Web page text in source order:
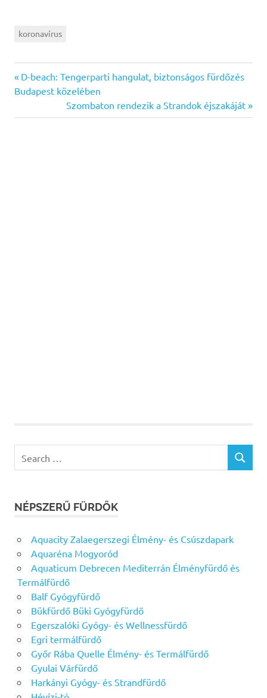
koronavírus
Bejegyzés
navigáció
Previous
Post:
D-beach: Tengerparti hangulat, biztonságos fürdőzés
Budapest közelében
Next
Post:
Szombaton rendezik a Strandok éjszakáját
for:
SEARCH
NÉPSZERŰ FÜRDŐK
Aquacity Zalaegerszegi Élmény- és Csúszdapark
Aquaréna Mogyoród
Aquaticum Debrecen Mediterrán Élményfürdő és
Termálfürdő
Balf Gyógyfürdő
Bükfürdő Büki Gyógyfürdő
Egerszalóki Gyógy- és Wellnessfürdő
Egri termálfürdő
Győr Rába Quelle Élmény- és Termálfürdő
Gyulai Várfürdő
Harkányi Gyógy- és Strandfürdő